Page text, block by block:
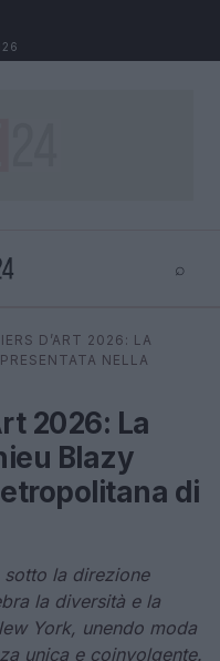
⌕
⌕
D’ART 2026: LA
NELLA
2026: La
Blazy
di
la direzione
la diversità e la
York, unendo moda
unica e coinvolgente.